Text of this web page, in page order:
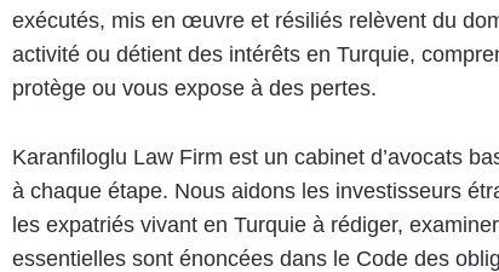
exécutés, mis en œuvre et résiliés relèvent du
activité ou détient des intérêts en Turquie,
protège ou vous expose à des pertes.
Karanfiloglu Law Firm est un cabinet d’avocats
à chaque étape. Nous aidons les investisseurs
les expatriés vivant en Turquie à rédiger,
essentielles sont énoncées dans le Code des